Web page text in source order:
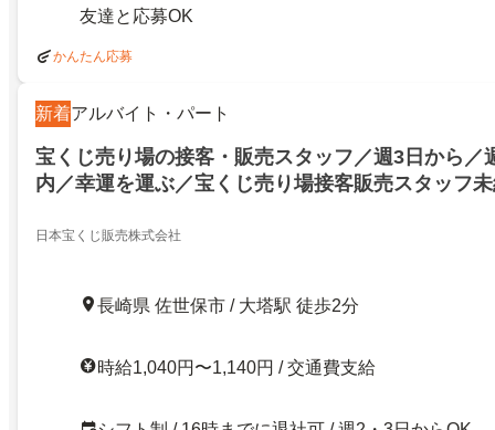
友達と応募OK
かんたん応募
新着アルバイト・パート
宝くじ売り場の接客・販売スタッフ／週3日から／
内／幸運を運ぶ／宝くじ売り場接客販売スタッフ
な方募集
日本宝くじ販売株式会社
長崎県 佐世保市 / 大塔駅 徒歩2分
時給1,040円〜1,140円 / 交通費支給